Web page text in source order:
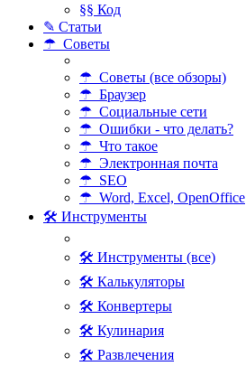
§§ Код
✎ Статьи
☂ Советы
☂ Советы (все обзоры)
☂ Браузер
☂ Социальные сети
☂ Ошибки - что делать?
☂ Что такое
☂ Электронная почта
☂ SEO
☂ Word, Excel, OpenOffice
🛠 Инструменты
🛠 Инструменты (все)
🛠 Калькуляторы
🛠 Конвертеры
🛠 Кулинария
🛠 Развлечения